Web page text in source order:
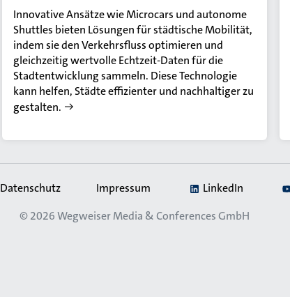
Innovative Ansätze wie Microcars und autonome
Shuttles bieten Lösungen für städtische Mobilität,
indem sie den Verkehrsfluss optimieren und
gleichzeitig wertvolle Echtzeit-Daten für die
Stadtentwicklung sammeln. Diese Technologie
kann helfen, Städte effizienter und nachhaltiger zu
gestalten.
Datenschutz Impressum LinkedIn
© 2026Wegweiser Media & Conferences GmbH